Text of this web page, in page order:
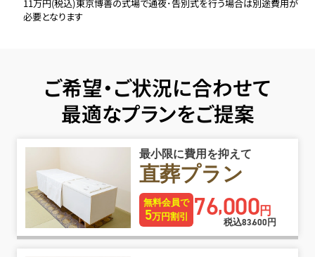
11万円(税込)東京博善の式場で通夜･告別式を行う場合は別途費用が
必要となります
ご希望・ご状況に合わせて
最適なプランをご提案
最小限に費用を抑えて
直葬プラン
無料会員で
5万円割引 76,000円
税込83,600円